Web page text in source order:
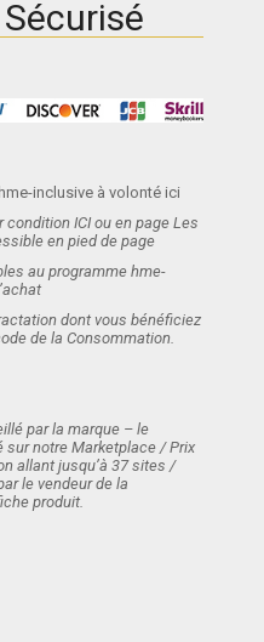
inclusive à volonté ici
condition ICI ou en page Les
en pied de page
au programme hme-
dont vous bénéficiez
de la Consommation.
par la marque – le
sur notre Marketplace / Prix
allant jusqu’à 37 sites /
le vendeur de la
produit.